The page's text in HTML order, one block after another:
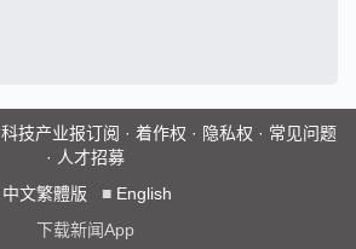
科技产业报订阅 · 着作权 · 隐私权 · 常见问题
· 人才招募
中文繁體版 ■ English
下载新闻App